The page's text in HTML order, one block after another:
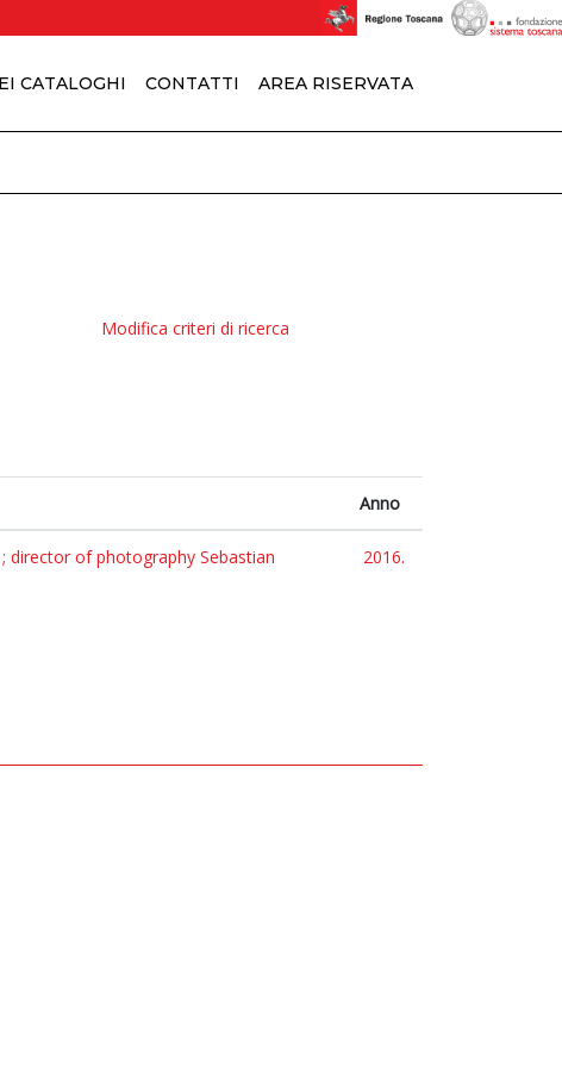
CATALOGHI CONTATTI AREA RISERVATA
Modifica criteri di ricerca
Anno
director of photography Sebastian
2016.